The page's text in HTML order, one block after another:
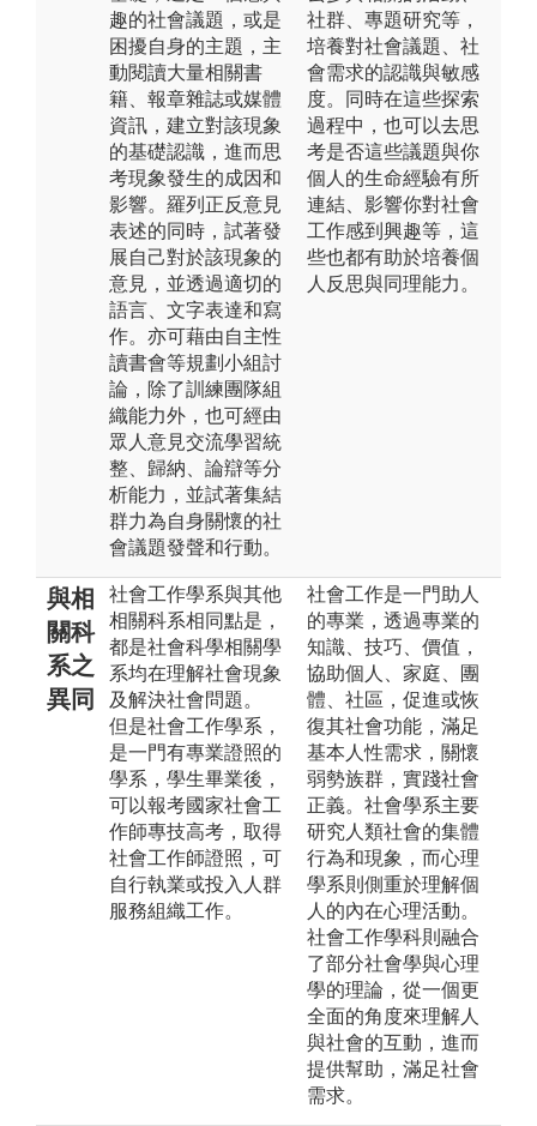
趣的社會議題，或是
困擾自身的主題，主
動閱讀大量相關書
籍、報章雜誌或媒體
資訊，建立對該現象
的基礎認識，進而思
考現象發生的成因和
影響。羅列正反意見
表述的同時，試著發
展自己對於該現象的
意見，並透過適切的
語言、文字表達和寫
作。亦可藉由自主性
讀書會等規劃小組討
論，除了訓練團隊組
織能力外，也可經由
眾人意見交流學習統
整、歸納、論辯等分
析能力，並試著集結
群力為自身關懷的社
會議題發聲和行動。
社群、專題研究等，
培養對社會議題、社
會需求的認識與敏感
度。同時在這些探索
過程中，也可以去思
考是否這些議題與你
個人的生命經驗有所
連結、影響你對社會
工作感到興趣等，這
些也都有助於培養個
人反思與同理能力。
與相
關科
系之
異同
社會工作學系與其他
相關科系相同點是，
都是社會科學相關學
系均在理解社會現象
及解決社會問題。
但是社會工作學系，
是一門有專業證照的
學系，學生畢業後，
可以報考國家社會工
作師專技高考，取得
社會工作師證照，可
自行執業或投入人群
服務組織工作。
社會工作是一門助人
的專業，透過專業的
知識、技巧、價值，
協助個人、家庭、團
體、社區，促進或恢
復其社會功能，滿足
基本人性需求，關懷
弱勢族群，實踐社會
正義。社會學系主要
研究人類社會的集體
行為和現象，而心理
學系則側重於理解個
人的內在心理活動。
社會工作學科則融合
了部分社會學與心理
學的理論，從一個更
全面的角度來理解人
與社會的互動，進而
提供幫助，滿足社會
需求。